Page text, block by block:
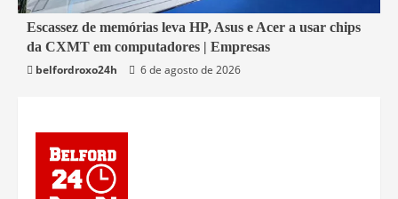
5 min read
Economia
Escassez de memórias leva HP, Asus e Acer a usar chips
da CXMT em computadores | Empresas
belfordroxo24h
6 de agosto de 2026